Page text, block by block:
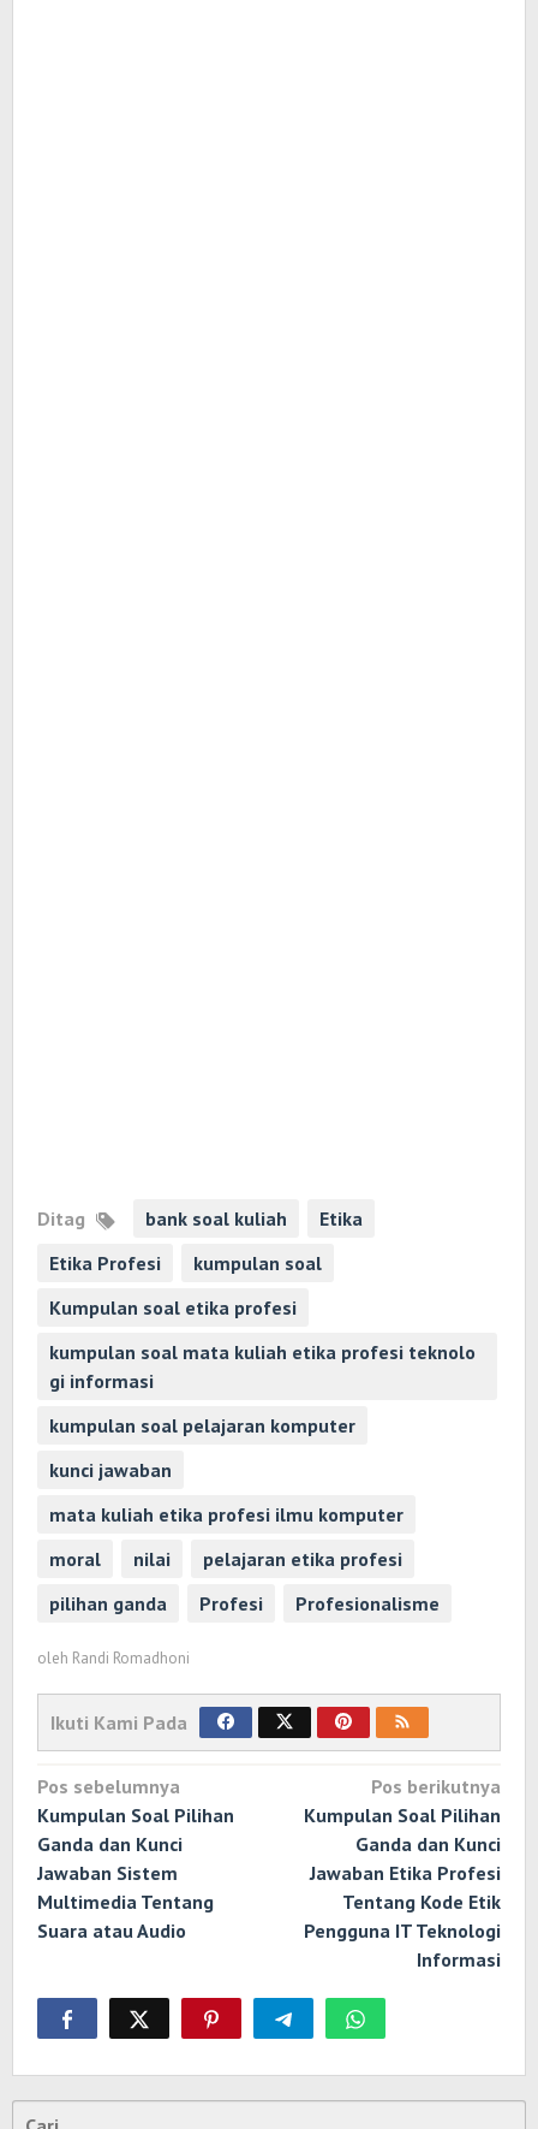
Ditag bank soal kuliah
Etika
Etika Profesi
kumpulan soal
Kumpulan soal etika profesi
kumpulan soal mata kuliah etika profesi teknolo
gi informasi
kumpulan soal pelajaran komputer
kunci jawaban
mata kuliah etika profesi ilmu komputer
moral
nilai
pelajaran etika profesi
pilihan ganda
Profesi Profesionalisme
oleh Randi Romadhoni
Ikuti Kami Pada
Navigasi
pos
Pos sebelumnya
Kumpulan Soal Pilihan
Ganda dan Kunci
Jawaban Sistem
Multimedia Tentang
Suara atau Audio
Pos berikutnya
Kumpulan Soal Pilihan
Ganda dan Kunci
Jawaban Etika Profesi
Tentang Kode Etik
Pengguna IT Teknologi
Informasi
Cari